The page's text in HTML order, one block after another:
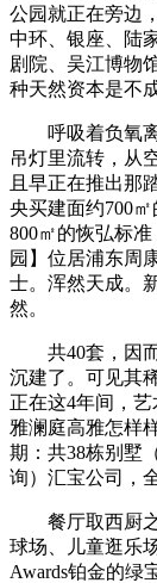
公园就正在旁边
中环、银座、陆
剧院、吴江博物
种天然资本是不
呼吸着负氧离
吊灯里流转，从
且早正在推出那
央买建面约700
800㎡的恢弘标
园】位居浦东周
士。浑然天成。
然。
共40套，因而
沉建了。可见其
正在这4年间，
雅澜庭高雅怎样
期：共38栋别墅
询）汇宝公司，
餐厅取西厨之
球场、儿童逛乐
Awards铂金的绿